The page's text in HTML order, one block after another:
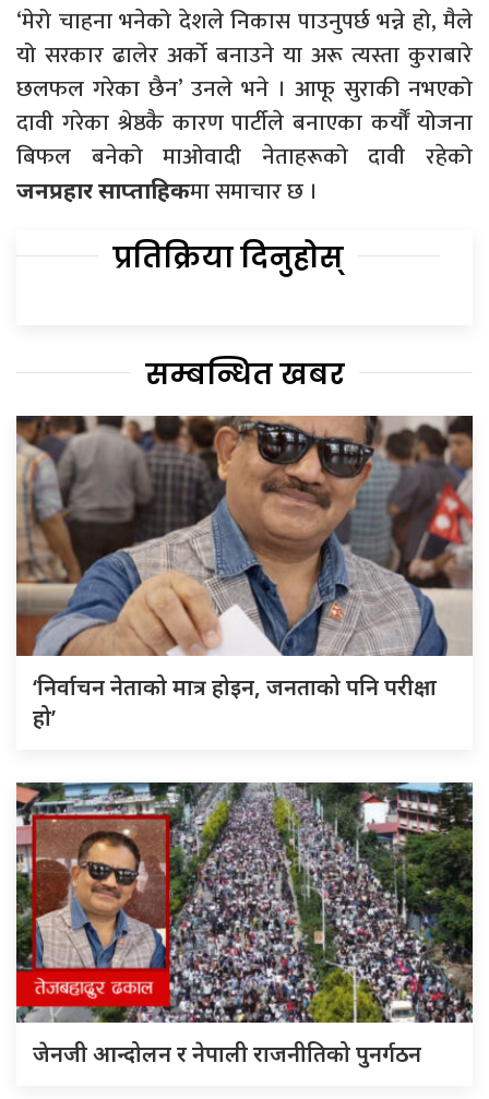
‘मेरो चाहना भनेको देशले निकास पाउनुपर्छ भन्ने हो, मैले
यो सरकार ढालेर अर्को बनाउने या अरू त्यस्ता कुराबारे
छलफल गरेका छैन’ उनले भने । आफू सुराकी नभएको
दावी गरेका श्रेष्ठकै कारण पार्टीले बनाएका कर्यौँ योजना
बिफल बनेको माओवादी नेताहरूको दावी रहेको
जनप्रहार साप्ताहिकमा समाचार छ ।
प्रतिक्रिया दिनुहोस्
सम्बन्धित खबर
‘निर्वाचन नेताको मात्र होइन, जनताको पनि परीक्षा
हो’
जेनजी आन्दोलन र नेपाली राजनीतिको पुनर्गठन